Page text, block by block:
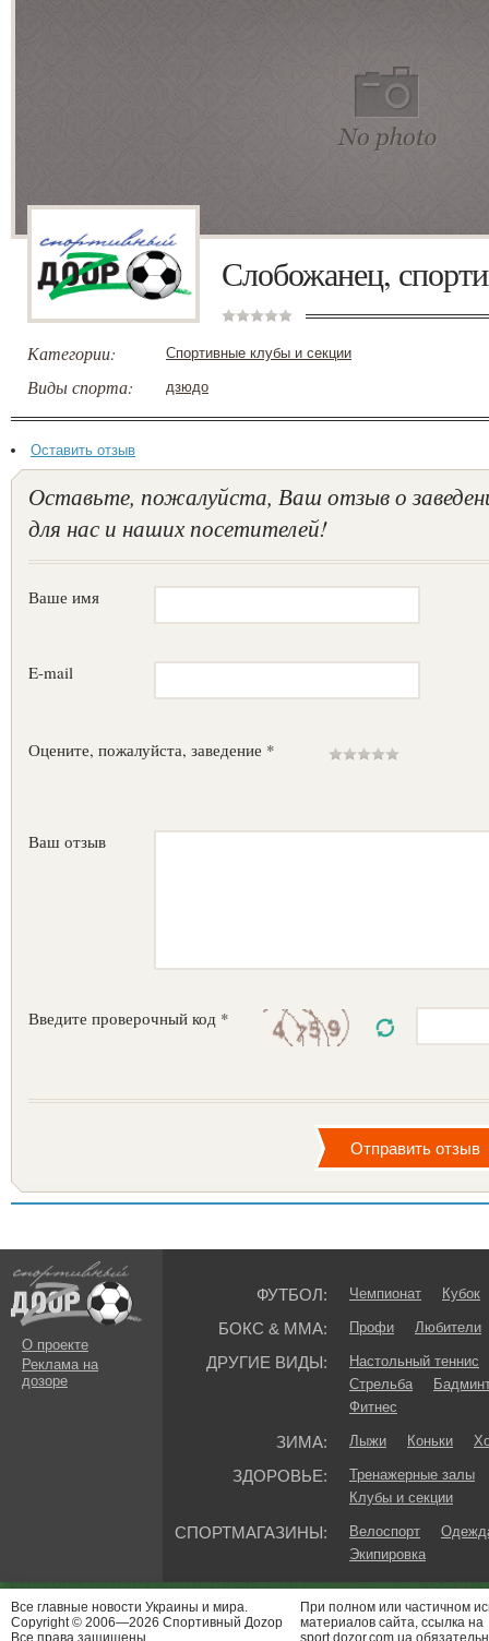
Слобожанец,
Категории: Спортивные клубы и секции
Виды спорта: дзюдо
Оставить отзыв
Оставьте, пожалуйста, Ваш отзыв о
для нас и наших посетителей!
Ваше имя
E-mail
Оцените, пожалуйста, заведение *
Ваш отзыв
Введите проверочный код *
О проекте
Реклама на
дозоре
ФУТБОЛ: Чемпионат Кубок
БОКС & ММА: Профи Любители
ДРУГИЕ ВИДЫ:
Настольный теннис
Стрельба
Фитнес
ЗИМА: Лыжи Коньки
ЗДОРОВЬЕ:
Тренажерные залы
Клубы и секции
СПОРТМАГАЗИНЫ: Велоспорт
Экипировка
Все главные новости Украины и мира.
Copyright © 2006—2026 Спортивный Доzор
Все права защищены.
При полном или частичном
материалов сайта, ссылка на
sport.dozor.com.ua